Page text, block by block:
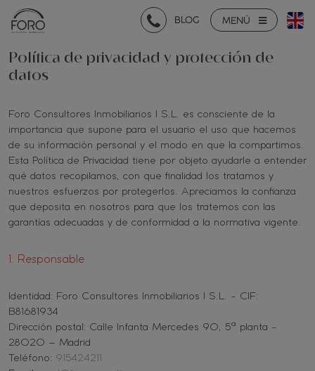
MENÚ
BLOG
Política de privacidad y protección de
datos
Foro Consultores Inmobiliarios I S.L. es consciente de la
importancia que supone para el usuario el uso que hacemos
de su información personal y el modo en que la compartimos.
Esta Política de Privacidad tiene por objeto ayudarle a entender
qué datos recopilamos, con que finalidad los tratamos y
nuestros esfuerzos por protegerlos. Apreciamos la confianza
que deposita en nosotros para que los tratemos con las
garantías adecuadas y de conformidad a la normativa vigente.
1. Responsable
Identidad: Foro Consultores Inmobiliarios I S.L. - CIF:
B81681934
Dirección postal: Calle Infanta Mercedes 90, 5ª planta -
28020 – Madrid
Teléfono: 915424211